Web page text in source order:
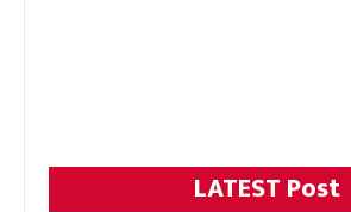
LATEST Post